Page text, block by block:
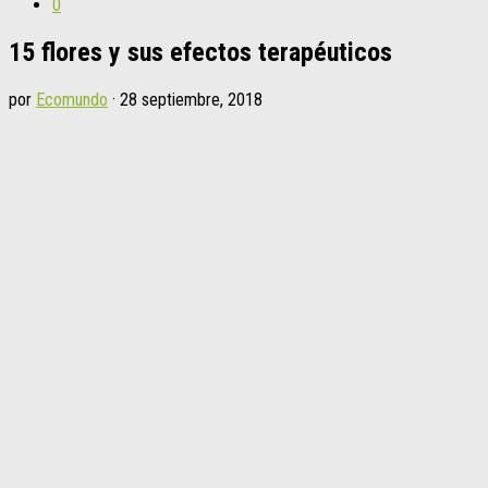
0
15 flores y sus efectos terapéuticos
por Ecomundo · 28 septiembre, 2018